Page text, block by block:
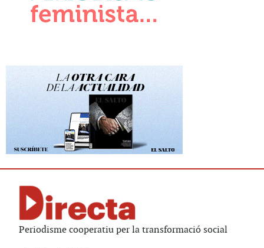
Periodisme cooperatiu per la transformació social